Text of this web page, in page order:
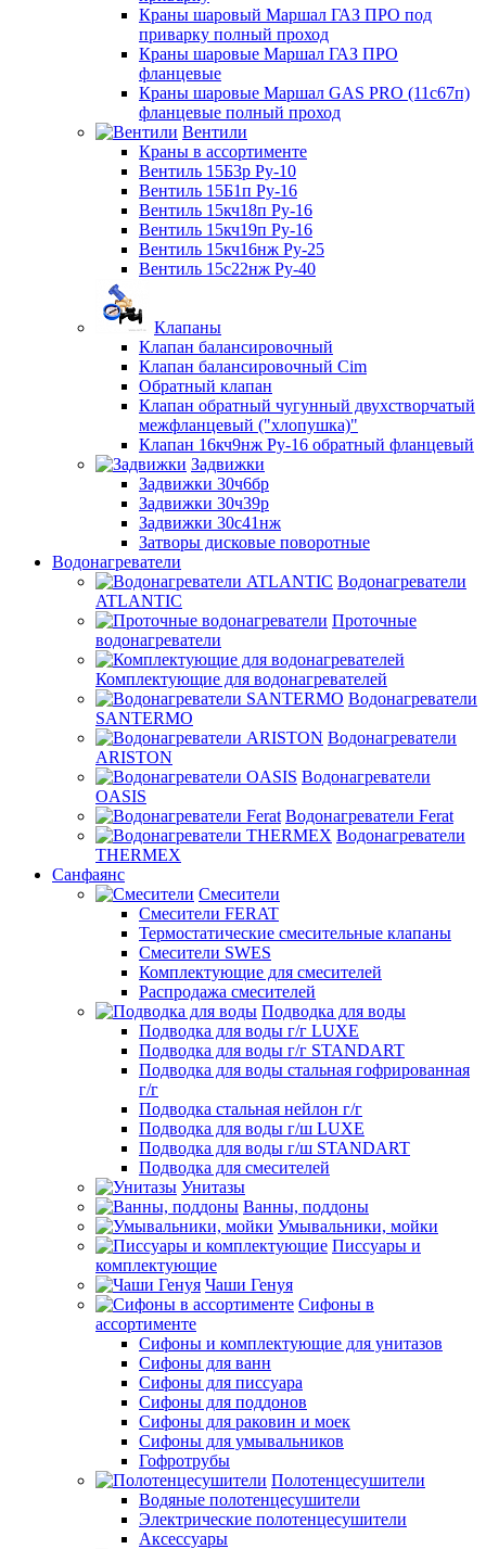
Краны шаровый Маршал ГАЗ ПРО под
приварку полный проход
Краны шаровые Маршал ГАЗ ПРО
фланцевые
Краны шаровые Маршал GAS PRO (11с67п)
фланцевые полный проход
Вентили
Краны в ассортименте
Вентиль 15Б3р Ру-10
Вентиль 15Б1п Ру-16
Вентиль 15кч18п Ру-16
Вентиль 15кч19п Ру-16
Вентиль 15кч16нж Ру-25
Вентиль 15с22нж Ру-40
Клапаны
Клапан балансировочный
Клапан балансировочный Cim
Обратный клапан
Клапан обратный чугунный двухстворчатый
межфланцевый ("хлопушка)"
Клапан 16кч9нж Ру-16 обратный фланцевый
Задвижки
Задвижки 30ч6бр
Задвижки 30ч39р
Задвижки 30с41нж
Затворы дисковые поворотные
Водонагреватели
Водонагреватели
ATLANTIC
Проточные
водонагреватели
Комплектующие для водонагревателей
Водонагреватели
SANTERMO
Водонагреватели
ARISTON
Водонагреватели
OASIS
Водонагреватели Ferat
Водонагреватели
THERMEX
Санфаянс
Смесители
Смесители FERAT
Термостатические смесительные клапаны
Смесители SWES
Комплектующие для смесителей
Распродажа смесителей
Подводка для воды
Подводка для воды г/г LUXE
Подводка для воды г/г STANDART
Подводка для воды стальная гофрированная
г/г
Подводка стальная нейлон г/г
Подводка для воды г/ш LUXE
Подводка для воды г/ш STANDART
Подводка для смесителей
Унитазы
Ванны, поддоны
Умывальники, мойки
Писсуары и
комплектующие
Чаши Генуя
Сифоны в
ассортименте
Сифоны и комплектующие для унитазов
Сифоны для ванн
Сифоны для писсуара
Сифоны для поддонов
Сифоны для раковин и моек
Сифоны для умывальников
Гофротрубы
Полотенцесушители
Водяные полотенцесушители
Электрические полотенцесушители
Аксессуары